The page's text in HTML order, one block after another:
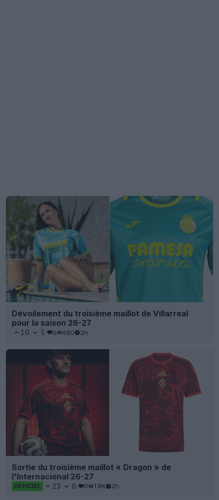
Dévoilement du troisième maillot de Villarreal
pour la saison 26-27
10 5 0 680 2h
Sortie du troisième maillot « Dragon » de
l'Internacional 26-27
OFFICIEL 23 6 0 1.8K 2h